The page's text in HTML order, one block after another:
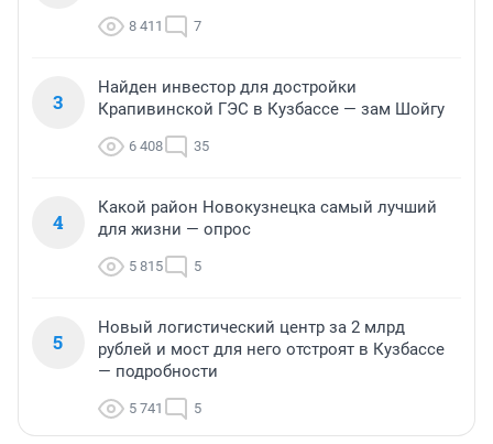
8 411 7
3
Найден инвестор для достройки
Крапивинской ГЭС в Кузбассе — зам Шойгу
6 408 35
4
Какой район Новокузнецка самый лучший
для жизни — опрос
5 815 5
5
Новый логистический центр за 2 млрд
рублей и мост для него отстроят в Кузбассе
— подробности
5 741 5